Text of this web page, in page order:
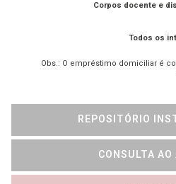
Corpos docente e
Todos os
Obs.: O empréstimo domiciliar é
REPOSITÓRIO
CONSULTA AO